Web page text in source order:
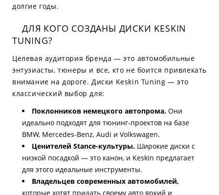
долгие годы.
ДЛЯ КОГО СОЗДАНЫ ДИСКИ KESKIN
TUNING?
Целевая аудитория бренда — это автомобильные
энтузиасты, тюнеры и все, кто не боится привлекать
внимание на дороге. Диски Keskin Tuning — это
классический выбор для:
Поклонников немецкого автопрома. Они
идеально подходят для тюнинг-проектов на базе
BMW, Mercedes-Benz, Audi и Volkswagen.
Ценителей Stance-культуры. Широкие диски с
низкой посадкой — это канон, и Keskin предлагает
для этого идеальные инструменты.
Владельцев современных автомобилей,
которые хотят придать своему авто яркий и